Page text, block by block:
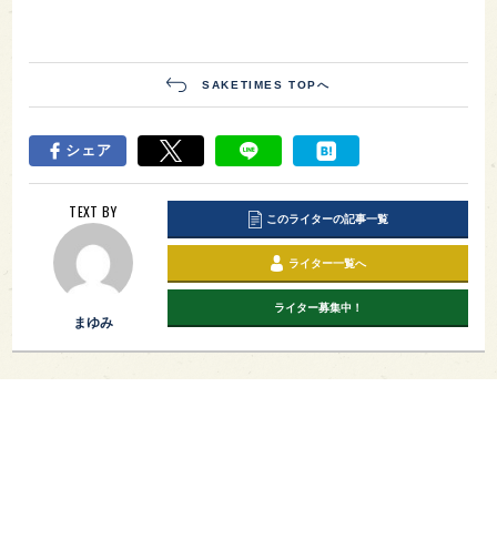
SAKETIMES TOPへ
シェア
TEXT BY
まゆみ
このライターの記事一覧
ライター一覧へ
ライター募集中！